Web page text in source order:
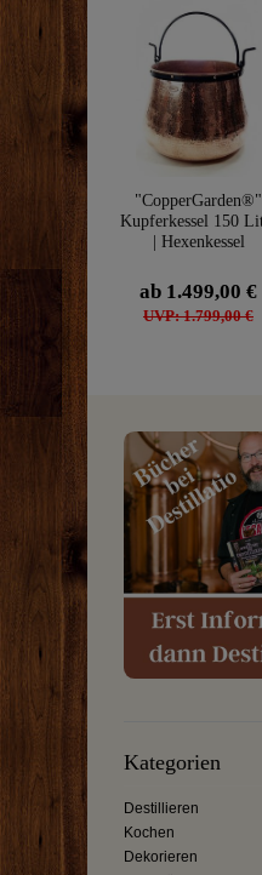
"CopperGarden®"
Kupferkessel 150
| Hexenkessel
UVP: 1.799,00 €
ab 1.499,00 €
Kategorien
Destillieren
Kochen
Dekorieren